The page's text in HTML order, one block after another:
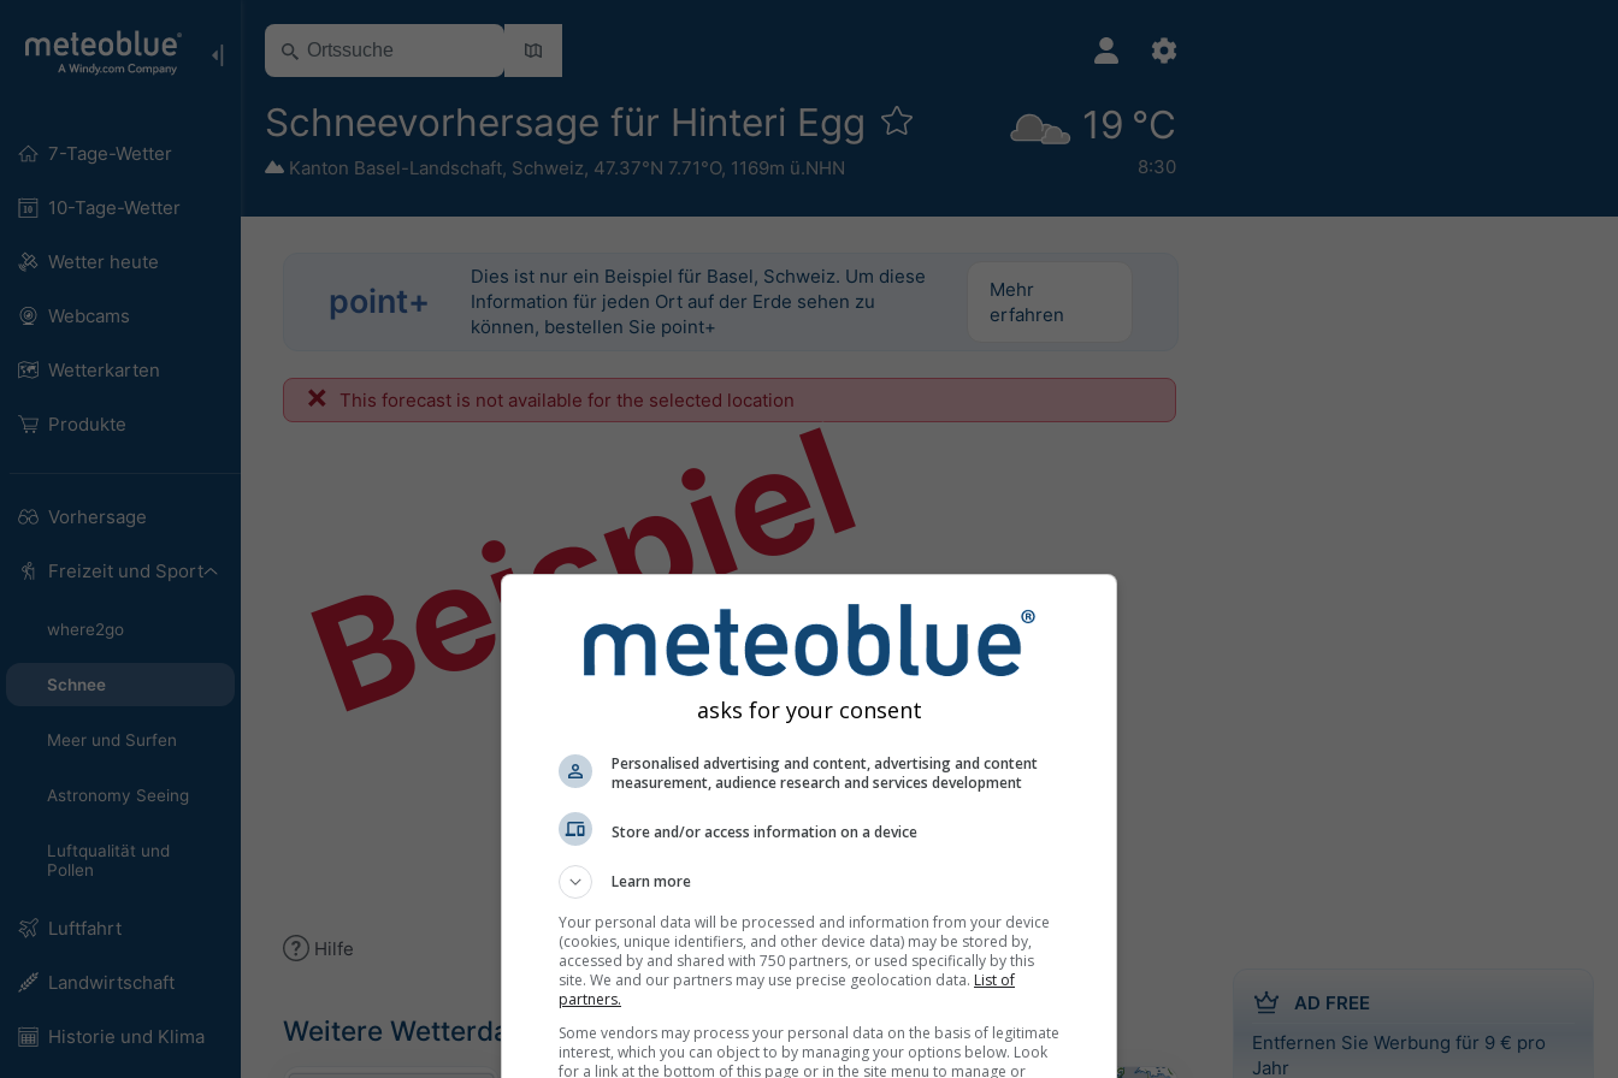
7-Tage-Wetter
10-Tage-Wetter
Wetter heute
Webcams
Wetterkarten
Produkte
Vorhersage
Freizeit und Sport
where2go
Schnee
Meer und Surfen
Astronomy Seeing
Luftqualität und
Pollen
Luftfahrt
Landwirtschaft
Historie und Klima
Schneevorhersage für Hinteri Egg
Kanton Basel-Landschaft, Schweiz, 47.37°N 7.71°O, 1169m ü.NHN
19 °C
8:30
AD FREE
Entfernen Sie Werbung für 9 € pro
Jahr
point+
Dies ist nur ein Beispiel für Basel, Schweiz. Um diese
Information für jeden Ort auf der Erde sehen zu
können, bestellen Sie point+
Mehr
erfahren
This forecast is not available for the selected location
Beispiel
Hilfe
Weitere Wetterdaten
asks for your consent
Personalised advertising and content, advertising and content
measurement, audience research and services development
Store and/or access information on a device
Learn more
Your personal data will be processed and information from your device
(cookies, unique identifiers, and other device data) may be stored by,
accessed by and shared with 750 partners, or used specifically by this
site. We and our partners may use precise geolocation data. List of
partners.
Some vendors may process your personal data on the basis of legitimate
interest, which you can object to by managing your options below. Look
for a link at the bottom of this page or in the site menu to manage or